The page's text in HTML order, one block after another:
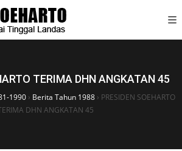
TERIMA DHN ANGKATAN 45
1990› Berita Tahun 1988› PRESIDEN SOEHARTO
DHN ANGKATAN 45